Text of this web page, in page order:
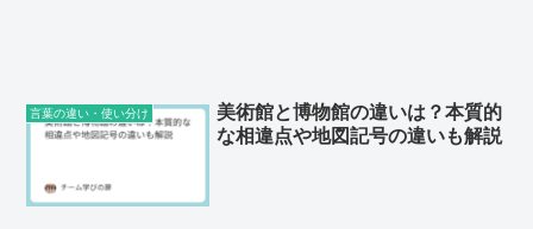
言葉の違い・使い分け
美術館と博物館の違いは？本質的
な相違点や地図記号の違いも解説